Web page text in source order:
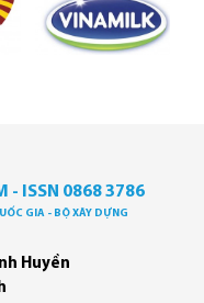
- ISSN 0868 3786
GIA - BỘ XÂY DỰNG
Huyền